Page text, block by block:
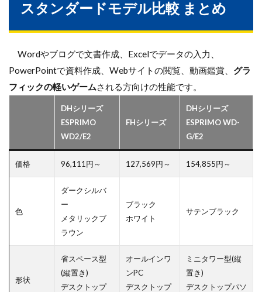
スタンダードモデル比較 まとめ
Wordやブログで文書作成、Excelでデータの入力、
PowerPointで資料作成、Webサイトの閲覧、動画鑑賞、 グラ
フィックの軽いゲームされる方向けの性能です。
DHシリーズ
ESPRIMO
WD2/E2
FHシリーズ
DHシリーズ
ESPRIMO WD-
G/E2
価格 96,111円～ 127,569円～ 154,855円～
色
ダークシルバ
ー
メタリックブ
ラウン
ブラック
ホワイト
サテンブラック
形状
省スペース型
(縦置き)
デスクトップ
オールインワ
ンPC
デスクトップ
ミニタワー型(縦
置き)
デスクトップパソ